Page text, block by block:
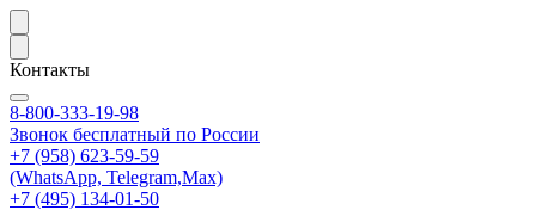
Контакты
8-800-333-19-98
Звонок бесплатный по России
+7 (958) 623-59-59
(WhatsApp, Telegram,Max)
+7 (495) 134-01-50